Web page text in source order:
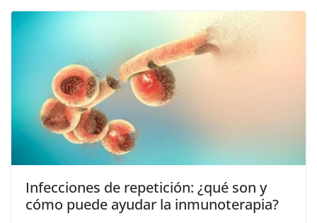
Infecciones de repetición: ¿qué son y
cómo puede ayudar la inmunoterapia?